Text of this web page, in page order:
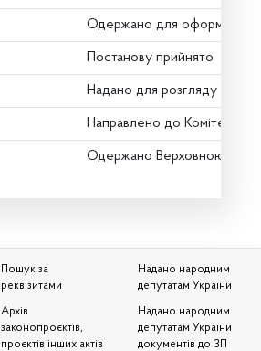
Одержано для оформлення
Постанову прийнято
Надано для розгляду
Направлено до Комітету
Одержано Верховною
Пошук за
реквізитами
Архів
законопроєктів,
проєктів інших актів
Надано народним
депутатам України
Надано народним
депутатам України
документів до ЗП